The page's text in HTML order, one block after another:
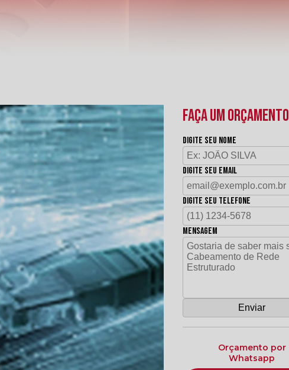
FAÇA UM ORÇAMENTO
Digite seu nome
Digite seu email
Digite seu telefone
Mensagem
Orçamento por
Whatsapp